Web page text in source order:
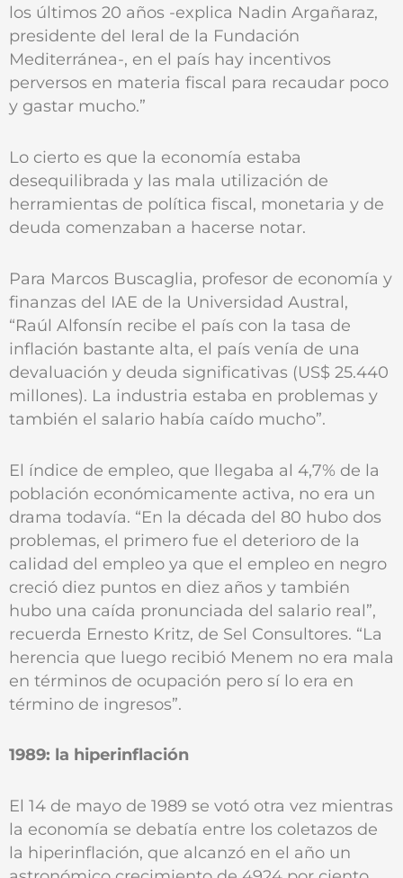
los últimos 20 años -explica Nadin Argañaraz,
presidente del Ieral de la Fundación
Mediterránea-, en el país hay incentivos
perversos en materia fiscal para recaudar poco
y gastar mucho.”
Lo cierto es que la economía estaba
desequilibrada y las mala utilización de
herramientas de política fiscal, monetaria y de
deuda comenzaban a hacerse notar.
Para Marcos Buscaglia, profesor de economía y
finanzas del IAE de la Universidad Austral,
“Raúl Alfonsín recibe el país con la tasa de
inflación bastante alta, el país venía de una
devaluación y deuda significativas (US$ 25.440
millones). La industria estaba en problemas y
también el salario había caído mucho”.
El índice de empleo, que llegaba al 4,7% de la
población económicamente activa, no era un
drama todavía. “En la década del 80 hubo dos
problemas, el primero fue el deterioro de la
calidad del empleo ya que el empleo en negro
creció diez puntos en diez años y también
hubo una caída pronunciada del salario real”,
recuerda Ernesto Kritz, de Sel Consultores. “La
herencia que luego recibió Menem no era mala
en términos de ocupación pero sí lo era en
término de ingresos”.
1989: la hiperinflación
El 14 de mayo de 1989 se votó otra vez mientras
la economía se debatía entre los coletazos de
la hiperinflación, que alcanzó en el año un